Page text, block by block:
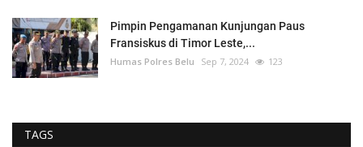
Pimpin Pengamanan Kunjungan Paus
Fransiskus di Timor Leste,...
Humas Polres Belu Sep 7, 2024 123
TAGS